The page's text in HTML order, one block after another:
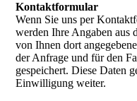
Kontaktformular
Wenn Sie uns per
werden Ihre Angaben aus
von Ihnen dort
der Anfrage und für den
gespeichert. Diese Daten
Einwilligung weiter.